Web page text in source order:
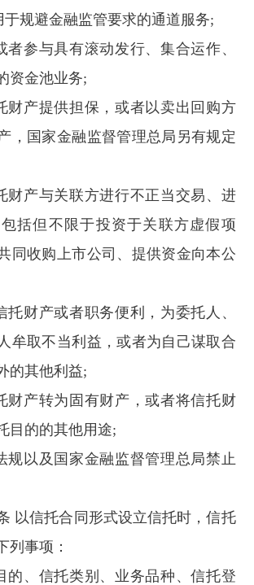
于规避金融监管要求的通道服务;
者参与具有滚动发行、集合运作、
资金池业务;
财产提供担保，或者以卖出回购方
，国家金融监督管理总局另有规定
财产与关联方进行不正当交易、进
括但不限于投资于关联方虚假项
同收购上市公司、提供资金向本公
托财产或者职务便利，为委托人、
牟取不当利益，或者为自己谋取合
的其他利益;
财产转为固有财产，或者将信托财
目的的其他用途;
规以及国家金融监督管理总局禁止
以信托合同形式设立信托时，信托
列事项：
的、信托类别、业务品种、信托登